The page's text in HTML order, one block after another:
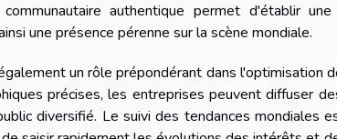
authentique permet d'établir
une présence pérenne sur la scène mondiale.
un rôle prépondérant dans l'optimisation
précises, les entreprises peuvent diffuser
diversifié. Le suivi des tendances mondiales